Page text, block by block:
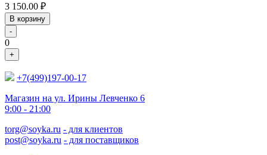
3 150.00 ₽
В корзину
-
0
+
+7(499)197-00-17
Магазин на ул. Ирины Левченко 6
9:00 - 21:00
torg@soyka.ru - для клиентов
post@soyka.ru - для поставщиков